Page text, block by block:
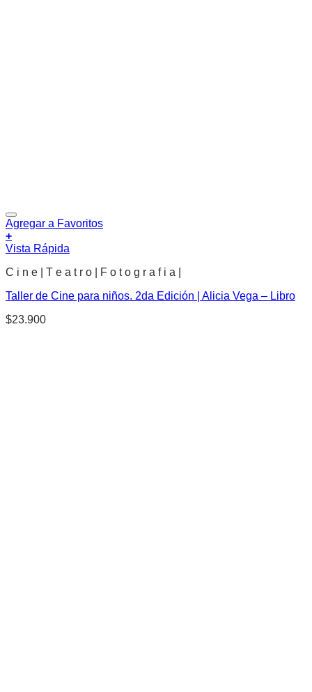
Agregar a Favoritos
+
Vista Rápida
C i n e | T e a t r o | F o t o g r a f i a |
Taller de Cine para niños. 2da Edición | Alicia Vega – Libro
$23.900